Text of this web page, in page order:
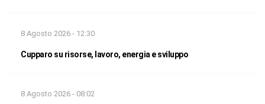
8 Agosto 2026 - 12:30
Cupparo su risorse, lavoro, energia e sviluppo
8 Agosto 2026 - 08:02